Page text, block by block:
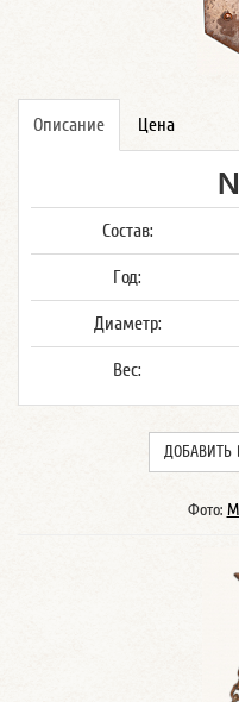
Описание Цена
Состав:
Год:
Диаметр:
Вес:
ДОБАВИТЬ
Фото: